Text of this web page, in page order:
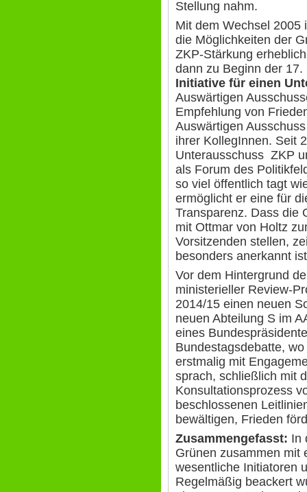
Stellung nahm.
Mit dem Wechsel 2005
die Möglichkeiten der
ZKP-Stärkung
dann zu Beginn der
Initiative für einen
Auswärtigen
Empfehlung von
Auswärtigen
ihrer KollegInnen. Seit
Unterausschuss ZKP
als Forum des
so viel öffentlich tagt
ermöglicht er eine für
Transparenz. Dass die
mit Ottmar von Holtz
Vorsitzenden stellen,
besonders anerkannt
Vor dem Hintergrund
ministerieller Review-
2014/15 einen neuen
neuen Abteilung S im
eines
Bundestagsdebatte,
erstmalig mit
sprach, schließlich mit
Konsultationsprozess
beschlossenen
bewältigen, Frieden
Zusammengefasst: In
Grünen zusammen mit
wesentliche Initiatoren
Regelmäßig beackert